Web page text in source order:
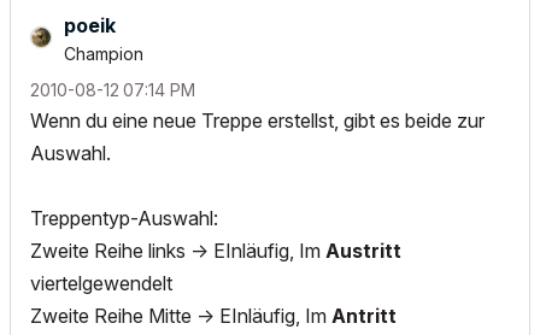
poeik
Champion
‎2010-08-12 07:14 PM
Wenn du eine neue Treppe erstellst, gibt es beide zur
Auswahl.
Treppentyp-Auswahl:
Zweite Reihe links -> EInläufig, Im Austritt
viertelgewendelt
Zweite Reihe Mitte -> EInläufig, Im Antritt